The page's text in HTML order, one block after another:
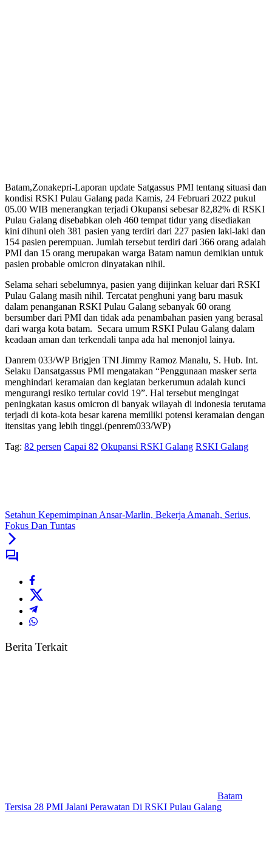
Batam,Zonakepri-Laporan update Satgassus PMI tentang situasi dan
kondisi RSKI Pulau Galang pada Kamis, 24 Februari 2022 pukul
05.00 WIB menerangkan terjadi Okupansi sebesar 82,82% di RSKI
Pulau Galang disebabkan oleh 460 tempat tidur yang disediakan
kini dihuni oleh 381 pasien yang terdiri dari 227 pasien laki-laki dan
154 pasien perempuan. Jumlah tersebut terdiri dari 366 orang adalah
PMI dan 15 orang merupakan warga Batam namun demikian untuk
pasien probable omicron dinyatakan nihil.
Selama sehari sebelumnya, pasien yang diijinkan keluar dari RSKI
Pulau Galang masih nihil. Tercatat penghuni yang baru masuk
dalam penanganan RSKI Pulau Galang sebanyak 60 orang
bersumber dari PMI dan tidak ada penambahan pasien yang berasal
dari warga kota batam. Secara umum RSKI Pulau Galang dalam
keadaan aman dan terkendali tanpa ada hal menonjol lainya.
Danrem 033/WP Brigjen TNI Jimmy Ramoz Manalu, S. Hub. Int.
Selaku Dansatgassus PMI mengatakan “Penggunaan masker serta
menghindari keramaian dan kegiatan berkerumun adalah kunci
mengurangi resiko tertular covid 19”. Hal tersebut mengingat
peningkatan kasus omicron di banyak wilayah di indonesia terutama
terjadi di kota-kota besar karena memiliki potensi keramaian dengan
itensitas yang lebih tinggi.(penrem033/WP)
Tag: 82 persen Capai 82 Okupansi RSKI Galang RSKI Galang
Setahun Kepemimpinan Ansar-Marlin, Bekerja Amanah, Serius,
Fokus Dan Tuntas
Berita Terkait
Batam
Tersisa 28 PMI Jalani Perawatan Di RSKI Pulau Galang